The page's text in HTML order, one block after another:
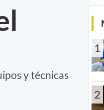
y técnicas
1
2